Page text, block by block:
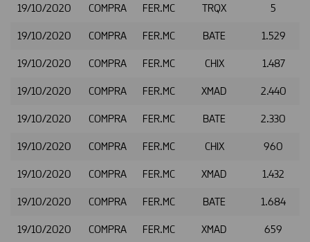
19/10/2020 COMPRA FER.MC TRQX 5
19/10/2020 COMPRA FER.MC BATE 1.529
19/10/2020 COMPRA FER.MC CHIX 1.487
19/10/2020 COMPRA FER.MC XMAD 2.440
19/10/2020 COMPRA FER.MC BATE 2.330
19/10/2020 COMPRA FER.MC CHIX 960
19/10/2020 COMPRA FER.MC XMAD 1.432
19/10/2020 COMPRA FER.MC BATE 1.684
19/10/2020 COMPRA FER.MC XMAD 659